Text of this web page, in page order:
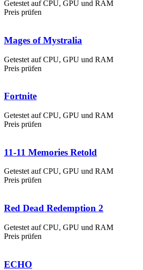
Getestet auf CPU, GPU und RAM
Preis prüfen
Mages of Mystralia
Getestet auf CPU, GPU und RAM
Preis prüfen
Fortnite
Getestet auf CPU, GPU und RAM
Preis prüfen
11-11 Memories Retold
Getestet auf CPU, GPU und RAM
Preis prüfen
Red Dead Redemption 2
Getestet auf CPU, GPU und RAM
Preis prüfen
ECHO